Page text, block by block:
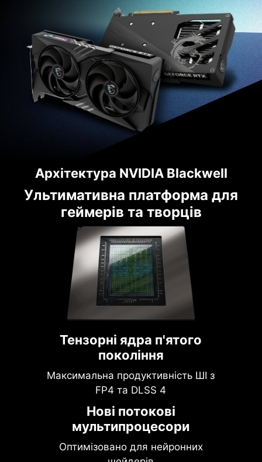
Архітектура NVIDIA Blackwell
Ультимативна платформа для
геймерів та творців
Тензорні ядра п'ятого
покоління
Максимальна продуктивність ШІ з
FP4 та DLSS 4
Нові потокові
мультипроцесори
Оптимізовано для нейронних